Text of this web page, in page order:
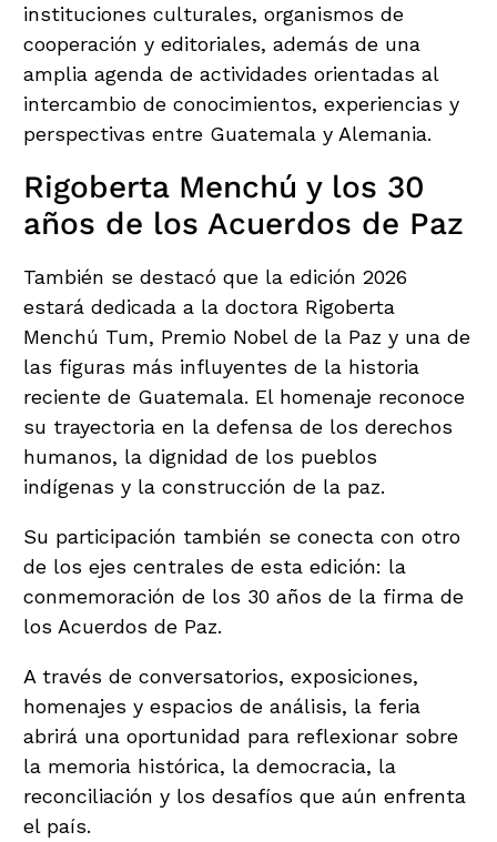
instituciones culturales, organismos de
cooperación y editoriales, además de una
amplia agenda de actividades orientadas al
intercambio de conocimientos, experiencias y
perspectivas entre Guatemala y Alemania.
Rigoberta Menchú y los 30
años de los Acuerdos de Paz
También se destacó que la edición 2026
estará dedicada a la doctora Rigoberta
Menchú Tum, Premio Nobel de la Paz y una de
las figuras más influyentes de la historia
reciente de Guatemala. El homenaje reconoce
su trayectoria en la defensa de los derechos
humanos, la dignidad de los pueblos
indígenas y la construcción de la paz.
Su participación también se conecta con otro
de los ejes centrales de esta edición: la
conmemoración de los 30 años de la firma de
los Acuerdos de Paz.
A través de conversatorios, exposiciones,
homenajes y espacios de análisis, la feria
abrirá una oportunidad para reflexionar sobre
la memoria histórica, la democracia, la
reconciliación y los desafíos que aún enfrenta
el país.